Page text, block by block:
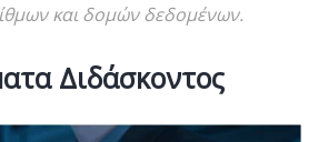
και δομών δεδομένων.
Διδάσκοντος